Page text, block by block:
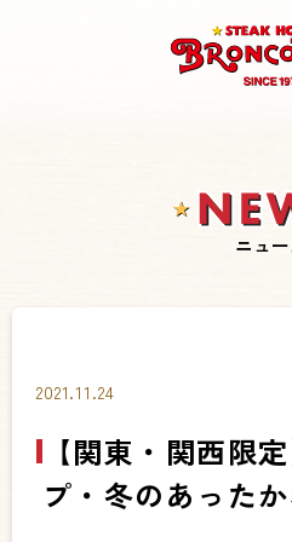
ニュ
2021.11.24
【関東・関西限
プ・冬のあった